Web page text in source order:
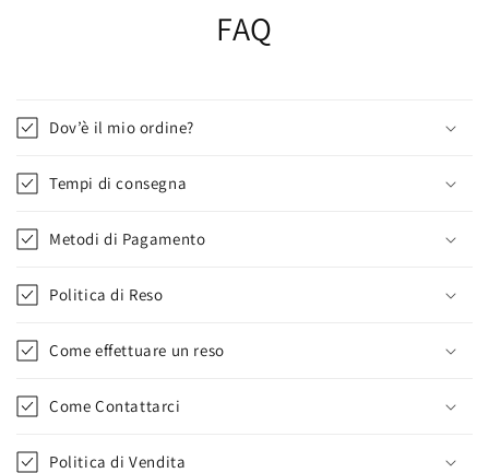
FAQ
Dov’è il mio ordine?
Tempi di consegna
Metodi di Pagamento
Politica di Reso
Come effettuare un reso
Come Contattarci
Politica di Vendita